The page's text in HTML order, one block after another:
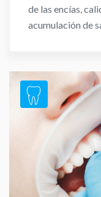
de las encías,
acumulación de